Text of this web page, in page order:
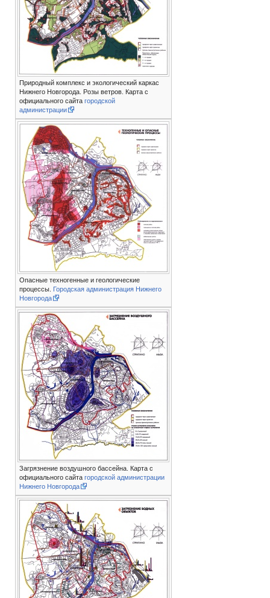
Природный комплекс и экологический каркас
Нижнего Новгорода. Розы ветров. Карта с
официального сайта городской
администрации
Опасные техногенные и геологические
процессы.
Городская администрация Нижнего
Новгорода
Загрязнение воздушного бассейна. Карта с
официального сайта городской администрации
Нижнего Новгорода